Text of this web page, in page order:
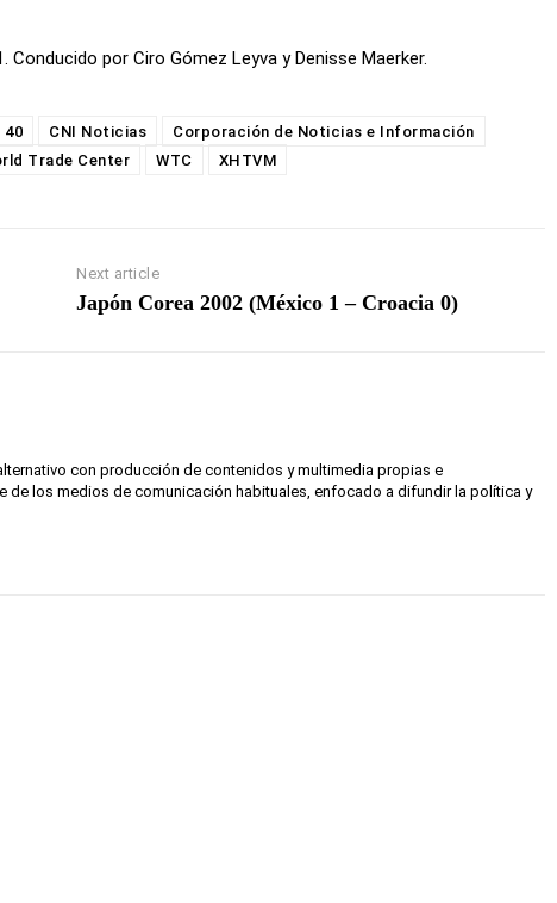
por Ciro Gómez Leyva y Denisse Maerker.
40 CNI Noticias
Corporación de Noticias e Información
Trade Center WTC XHTVM
Next article
Japón Corea 2002 (México 1 – Croacia 0)
con producción de contenidos y multimedia propias e
de los medios de comunicación habituales, enfocado a difundir la política y